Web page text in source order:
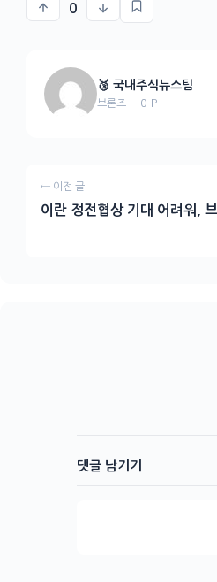
0
🥉 국내주식뉴스팀
브론즈 0 P
← 이전 글
이란 정전협상 기대 어려워,
댓글 남기기